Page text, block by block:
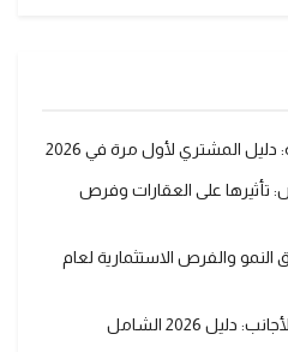
المشتري لأول مرة في 2026
تأثيرها على العقارات وفرص
والفرص الاستثمارية لعام
2026 الشامل